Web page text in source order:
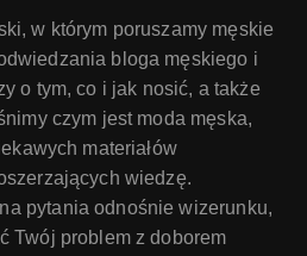
w którym poruszamy męskie
bloga męskiego i
o tym, co i jak nosić, a także
czym jest moda męska,
materiałów
wiedzę.
pytania odnośnie wizerunku,
Twój problem z doborem